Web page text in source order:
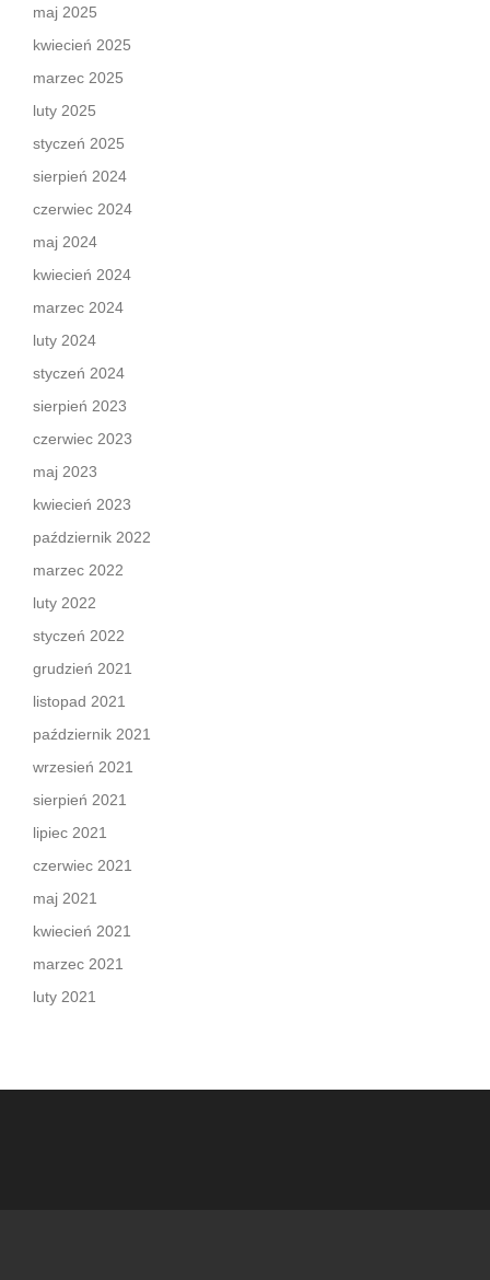
maj 2025
kwiecień 2025
marzec 2025
luty 2025
styczeń 2025
sierpień 2024
czerwiec 2024
maj 2024
kwiecień 2024
marzec 2024
luty 2024
styczeń 2024
sierpień 2023
czerwiec 2023
maj 2023
kwiecień 2023
październik 2022
marzec 2022
luty 2022
styczeń 2022
grudzień 2021
listopad 2021
październik 2021
wrzesień 2021
sierpień 2021
lipiec 2021
czerwiec 2021
maj 2021
kwiecień 2021
marzec 2021
luty 2021